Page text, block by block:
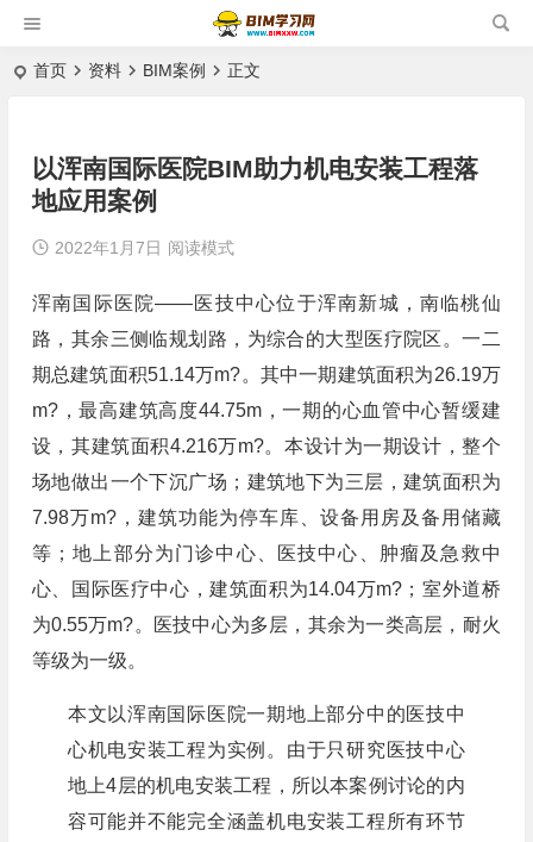
首页 资料 BIM案例 正文
以浑南国际医院BIM助力机电安装工程落
地应用案例
2022年1月7日 阅读模式
浑南国际医院——医技中心位于浑南新城，南临桃仙
路，其余三侧临规划路，为综合的大型医疗院区。一二
期总建筑面积51.14万m?。其中一期建筑面积为26.19万
m?，最高建筑高度44.75m，一期的心血管中心暂缓建
设，其建筑面积4.216万m?。本设计为一期设计，整个
场地做出一个下沉广场；建筑地下为三层，建筑面积为
7.98万m?，建筑功能为停车库、设备用房及备用储藏
等；地上部分为门诊中心、医技中心、肿瘤及急救中
心、国际医疗中心，建筑面积为14.04万m?；室外道桥
为0.55万m?。医技中心为多层，其余为一类高层，耐火
等级为一级。
本文以浑南国际医院一期地上部分中的医技中
心机电安装工程为实例。由于只研究医技中心
地上4层的机电安装工程，所以本案例讨论的内
容可能并不能完全涵盖机电安装工程所有环节